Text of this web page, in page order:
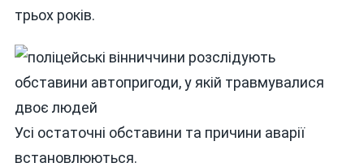
трьох років.
Усі остаточні обставини та причини аварії
встановлюються.